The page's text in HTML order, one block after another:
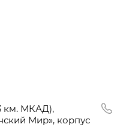
км. МКАД),
Мир», корпус